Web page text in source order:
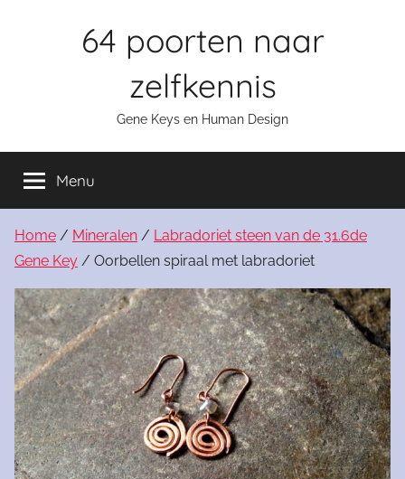
64 poorten naar
zelfkennis
Gene Keys en Human Design
Menu
Home / Mineralen / Labradoriet steen van de 31.6de
Gene Key / Oorbellen spiraal met labradoriet